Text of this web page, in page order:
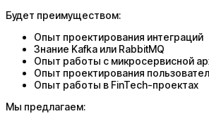
Будет преимуществом:
Опыт проектирования интеграций
Знание Kafka или RabbitMQ
Опыт работы с микросервисной
Опыт проектирования
Опыт работы в FinTech-проектах
Мы предлагаем: